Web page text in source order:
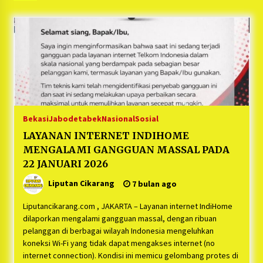
5 bulan ago
PNM Hadir dalam Setiap Langkah Dikha, Penari
Aura Farming yang Viral Ternyata Anak
Nasabah PNM Mekaar
1 tahun ago
Duh Kacau Banget, Karena Kecewa Tak Dapat
Fasilitas yang Sesuai, Para Peserta Retret
Sebelum Waktunya
1 tahun ago
Kartini Penggerak Lingkungan dari Sampah
1 tahun ago
PNM Berangkatkan Ratusan Peserta : Mudik
Aman Sampai Tujuan BUMN 2025
1 tahun ago
Ketua Umum Jurpala KOSMI Indonesia Gilang
BekasiJabodetabekNasionalSosial
LAYANAN INTERNET INDIHOME
MENGALAMI GANGGUAN MASSAL PADA
22 JANUARI 2026
Liputan Cikarang 7 bulan ago
Liputancikarang.com , JAKARTA – Layanan internet IndiHome
dilaporkan mengalami gangguan massal, dengan ribuan
pelanggan di berbagai wilayah Indonesia mengeluhkan
koneksi Wi-Fi yang tidak dapat mengakses internet (no
internet connection). Kondisi ini memicu gelombang protes di